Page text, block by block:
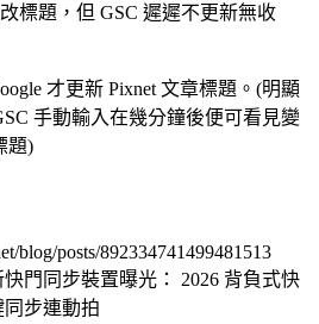
標題，但 GSC 遲遲不更新無收
才更新 Pixnet 文章標題。(明顯
手動輸入在幾分鐘後便可看見變
題)
blog/posts/892334741499481513
門同步裝置曝光： 2026 背負式快
步連動拍